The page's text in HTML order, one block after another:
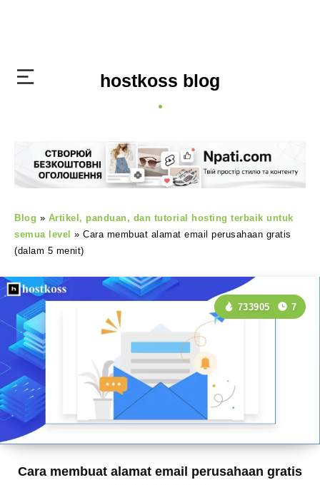
hostkoss blog
Blog » Artikel, panduan, dan tutorial hosting terbaik untuk
semua level » Cara membuat alamat email perusahaan gratis
(dalam 5 menit)
Cara membuat alamat email perusahaan gratis
733905 7